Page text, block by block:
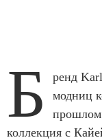
Б
ренд
модниц
прошлом
коллекция с